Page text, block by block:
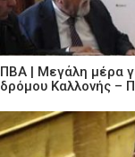
ΠΒΑ | Μεγάλη μέρα
δρόμου Καλλονής –